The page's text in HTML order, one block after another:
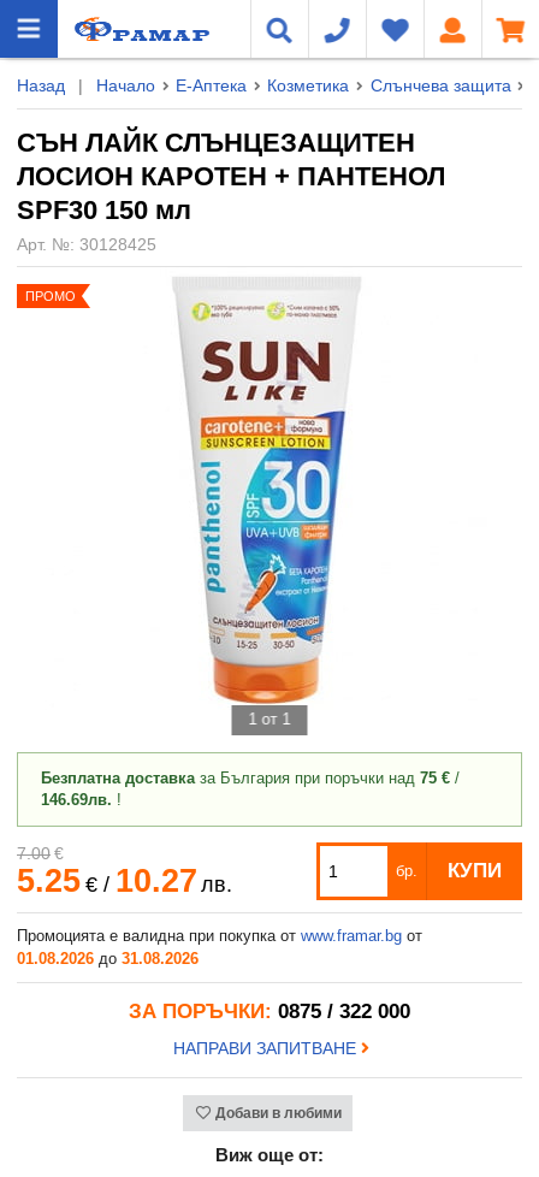
Назад | Начало Е-Аптека Козметика Слънчева защита
СЪН ЛАЙК СЛЪНЦЕЗАЩИТЕН
ЛОСИОН КАРОТЕН + ПАНТЕНОЛ
SPF30 150 мл
Арт. №: 30128425
1 от 1
ПРОМО
Безплатна доставказа България при поръчки над 75 € /
146.69лв. !
7.00 €
5.25 €/ 10.27 лв.
бр. КУПИ
Промоцията е валидна при покупка от www.framar.bg от
01.08.2026 до 31.08.2026
ЗА ПОРЪЧКИ: 0875 / 322 000
НАПРАВИ ЗАПИТВАНЕ
Добави в любими
Виж още от: